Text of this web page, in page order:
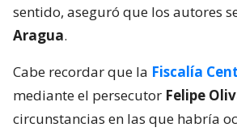
sentido, aseguró que los autores
Aragua.
Cabe recordar que la Fiscalía
mediante el persecutor Felipe
circunstancias en las que habría